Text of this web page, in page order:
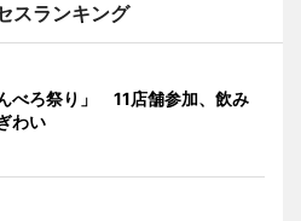
スランキング
べろ祭り」 11店舗参加、飲み
わい